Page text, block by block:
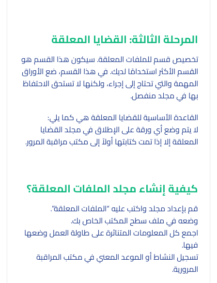
المرحلة الثالثة: القضايا المعلقة
تخصيص قسم للملفات المعلقة. سيكون هذا القسم هو
القسم الأكثر استخدامًا لديك. في هذا القسم، ضع الأوراق
المهمة والتي تحتاج إلى إجراء، ولكنها لا تستحق الاحتفاظ
بها في مجلد منفصل.
القاعدة الأساسية للقضايا المعلقة هي كما يلي:
لا يتم وضع أي ورقة على الإطلاق في مجلد القضايا
المعلقة إلا إذا تمت كتابتها أولاً إلى مكتب مراقبة المرور.
كيفية إنشاء مجلد الملفات المعلقة؟
قم بإعداد مجلد واكتب عليه “الملفات المعلقة”.
وضعه في ملف سطح المكتب الخاص بك.
اجمع كل المعلومات المتناثرة على طاولة العمل وضعها
فيها.
تسجيل النشاط أو الموعد المعني في مكتب المراقبة
المرورية.